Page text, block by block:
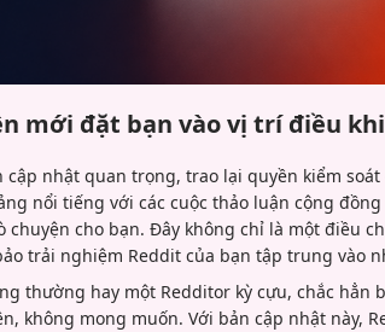
mới đặt bạn vào vị trí điều
nhật quan trọng, trao lại quyền kiểm
nổi tiếng với các cuộc thảo luận cộng
chuyện cho bạn. Đây không chỉ là một điều
trải nghiệm Reddit của bạn tập trung vào
thường hay một Redditor kỳ cựu, chắc hẳn
không mong muốn. Với bản cập nhật này,